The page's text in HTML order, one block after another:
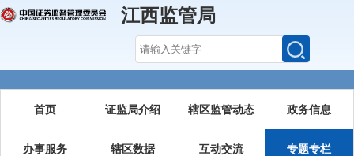
江西监管局
首页 证监局介绍 辖区监管动态 政务信息
办事服务 辖区数据 互动交流 专题专栏